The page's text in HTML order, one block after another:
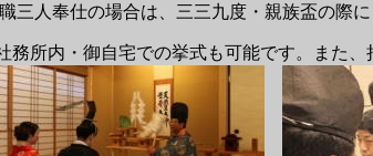
人奉仕の場合は、三三九度・親族盃の際に
務所内・御自宅での挙式も可能です。また、